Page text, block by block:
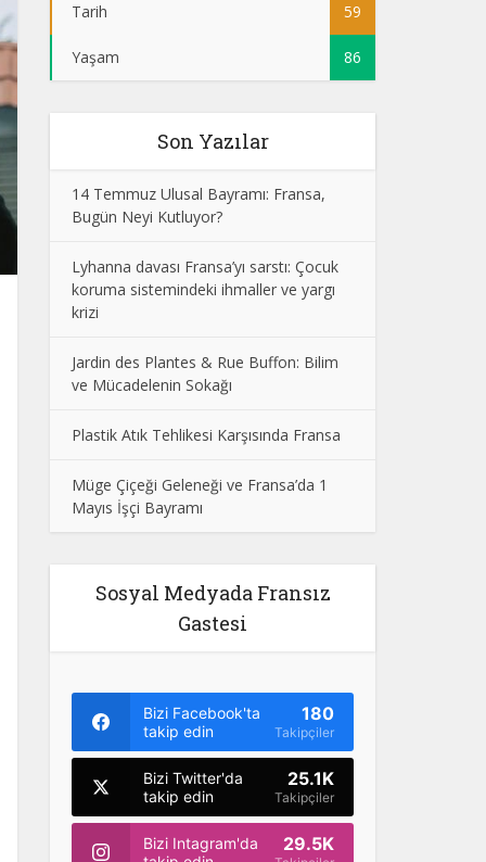
Tarih 59
Yaşam 86
Son Yazılar
14 Temmuz Ulusal Bayramı: Fransa,
Bugün Neyi Kutluyor?
Lyhanna davası Fransa’yı sarstı: Çocuk
koruma sistemindeki ihmaller ve yargı
krizi
Jardin des Plantes & Rue Buffon: Bilim
ve Mücadelenin Sokağı
Plastik Atık Tehlikesi Karşısında Fransa
Müge Çiçeği Geleneği ve Fransa’da 1
Mayıs İşçi Bayramı
Sosyal Medyada Fransız
Gastesi
Bizi Facebook'ta
takip edin
180
Takipçiler
Bizi Twitter'da
takip edin
25.1K
Takipçiler
Bizi Intagram'da
29.5K